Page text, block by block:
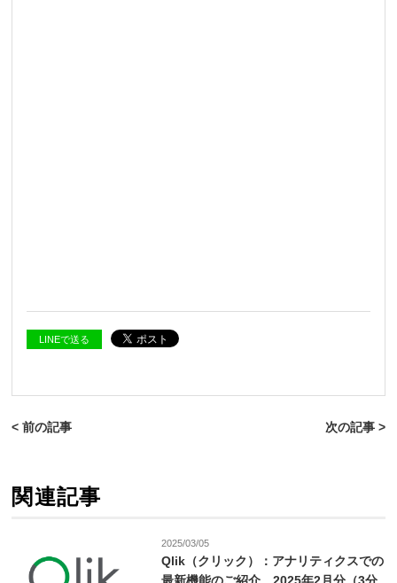
LINEで送る
< 前の記事 次の記事 >
関連記事
2025/03/05
Qlik（クリック）：アナリティクスでの